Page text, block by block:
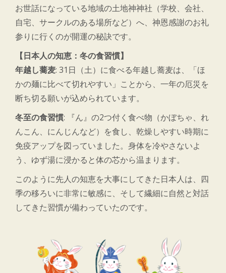
お世話になっている地域の土地神神社（学校、会社、
自宅、サークルのある場所など）へ、神恩感謝のお礼
参りに行くのが開運の秘訣です。
【日本人の知恵：冬の食習慣】
年越し蕎麦: 31日（土）に食べる年越し蕎麦は、「ほ
かの麺に比べて切れやすい」ことから、一年の厄災を
断ち切る願いが込められています。
冬至の食習慣: 『ん』の2つ付く食べ物（かぼちゃ、れ
んこん、にんじんなど）を食し、乾燥しやすい時期に
免疫アップを図っていました。身体を冷やさないよ
う、ゆず湯に浸かると体の芯から温まります。
このように先人の知恵を大事にしてきた日本人は、四
季の移ろいに非常に敏感に、そして繊細に自然と対話
してきた習慣が備わっていたのです。